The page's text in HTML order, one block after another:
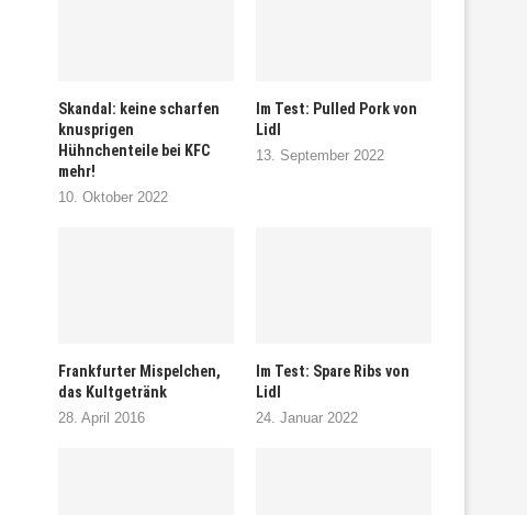
Skandal: keine scharfen
knusprigen
Hühnchenteile bei KFC
mehr!
10. Oktober 2022
Im Test: Pulled Pork von
Lidl
13. September 2022
Frankfurter Mispelchen,
das Kultgetränk
28. April 2016
Im Test: Spare Ribs von
Lidl
24. Januar 2022